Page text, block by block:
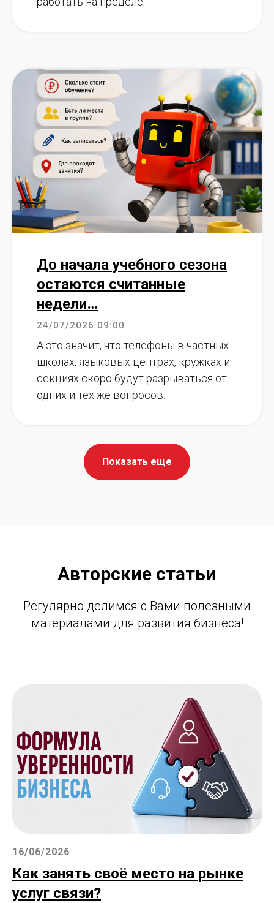
До начала учебного сезона
остаются считанные
недели…
24/07/2026 09:00
А это значит, что телефоны в частных
школах, языковых центрах, кружках и
секциях скоро будут разрываться от
одних и тех же вопросов.
Показать еще
Авторские статьи
Регулярно делимся с Вами полезными
материалами для развития бизнеса!
16/06/2026
Как занять своё место на рынке
услуг связи?